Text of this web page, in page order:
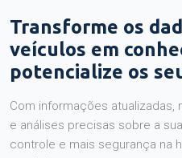
Transforme os
veículos em
potencialize os
Com informações
e análises precisas sobre a
controle e mais segurança na